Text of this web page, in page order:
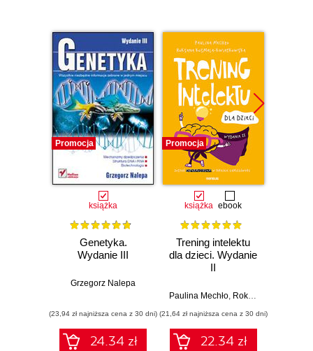
Promocja
książka
Genetyka.
Wydanie III
Grzegorz Nalepa
(23,94 zł najniższa cena z 30 dni)
24.34 zł
Promocja
książka ebook
Trening intelektu
dla dzieci. Wydanie
II
Paulina Mechło, Roksana Kosmala-Kwiatkowska
(21,64 zł najniższa cena z 30 dni)
22.34 zł